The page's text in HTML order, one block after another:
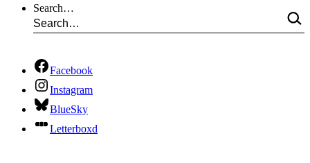
Search…
Facebook
Instagram
BlueSky
Letterboxd